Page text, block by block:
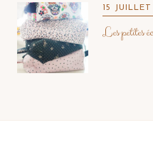
15
Les petites